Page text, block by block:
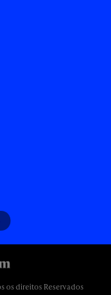
os direitos Reservados